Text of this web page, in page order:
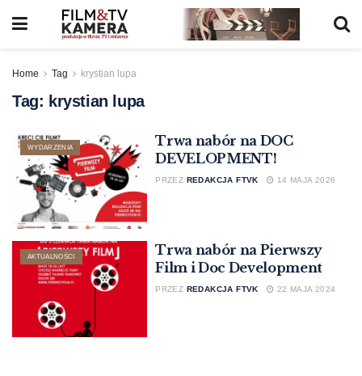
Home Tag krystian lupa
Tag: krystian lupa
WYDARZENIA
Trwa nabór na DOC
DEVELOPMENT!
PRZEZ REDAKCJA FTVK 14 MAJA 2026
AKTUALNOŚCI
Trwa nabór na Pierwszy
Film i Doc Development
PRZEZ REDAKCJA FTVK 22 MAJA 2024